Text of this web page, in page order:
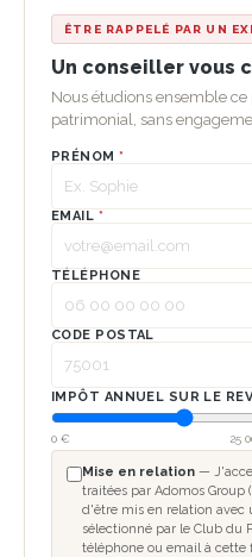
ÊTRE RAPPELÉ PAR UN
Un conseiller vous
Nous étudions ensemble
patrimonial, sans
PRÉNOM*
EMAIL *
TÉLÉPHONE
CODE POSTAL
IMPÔT ANNUEL SUR LE
0 € 25
Mise en relation —
traitées par Adomos Group
d'être mis en relation avec
sélectionné par le Club du
téléphone ou email à cette